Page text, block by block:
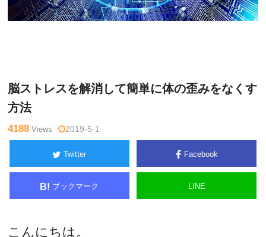
脳ストレスを解消して簡単に体の歪みをなくす
方法
4188 Views 2019-5-1
Twitter Facebook
B! ブックマーク LINE
こんにちは。